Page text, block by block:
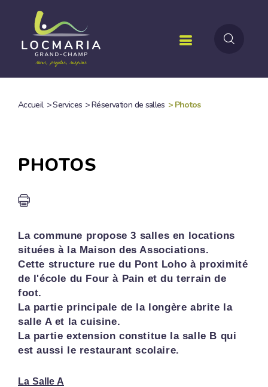
contenu
principal
Accueil >Services >Réservation de salles >Photos
PHOTOS
La commune propose 3 salles en locations
situées à la Maison des Associations.
Cette structure rue du Pont Loho à proximité
de l'école du Four à Pain et du terrain de
foot.
La partie principale de la longère abrite la
salle A et la cuisine.
La partie extension constitue la salle B qui
est aussi le restaurant scolaire.
La Salle A